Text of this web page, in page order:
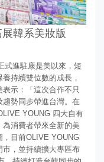
韓系美妝版
式進駐康是美以來，短
持續雙位數的成長，
示：「這次合作不只
勢同步帶進台灣。在
YOUNG 四大自有
消費者帶來全新的美
，目前OLIVE YOUNG
市，並持續擴大專區布